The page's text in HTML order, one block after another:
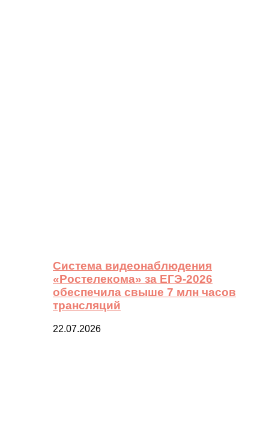
Система видеонаблюдения
«Ростелекома» за ЕГЭ-2026
обеспечила свыше 7 млн часов
трансляций
22.07.2026